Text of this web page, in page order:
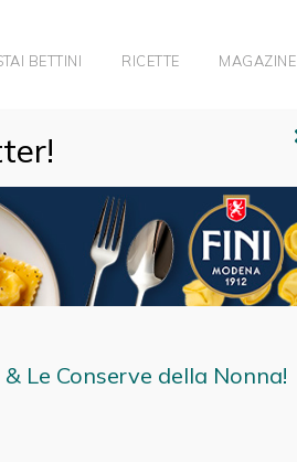
BETTINI RICETTE MAGAZINE
DELL’APPENNINO
Le Conserve della Nonna!